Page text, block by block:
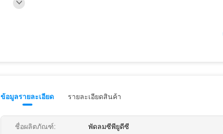
ข้อมูลรายละเอียด รายละเอียดสินค้า
ชื่อผลิตภัณฑ์: พัดลมซีพียูดีซี